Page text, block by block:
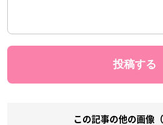
この記事の他の画像（